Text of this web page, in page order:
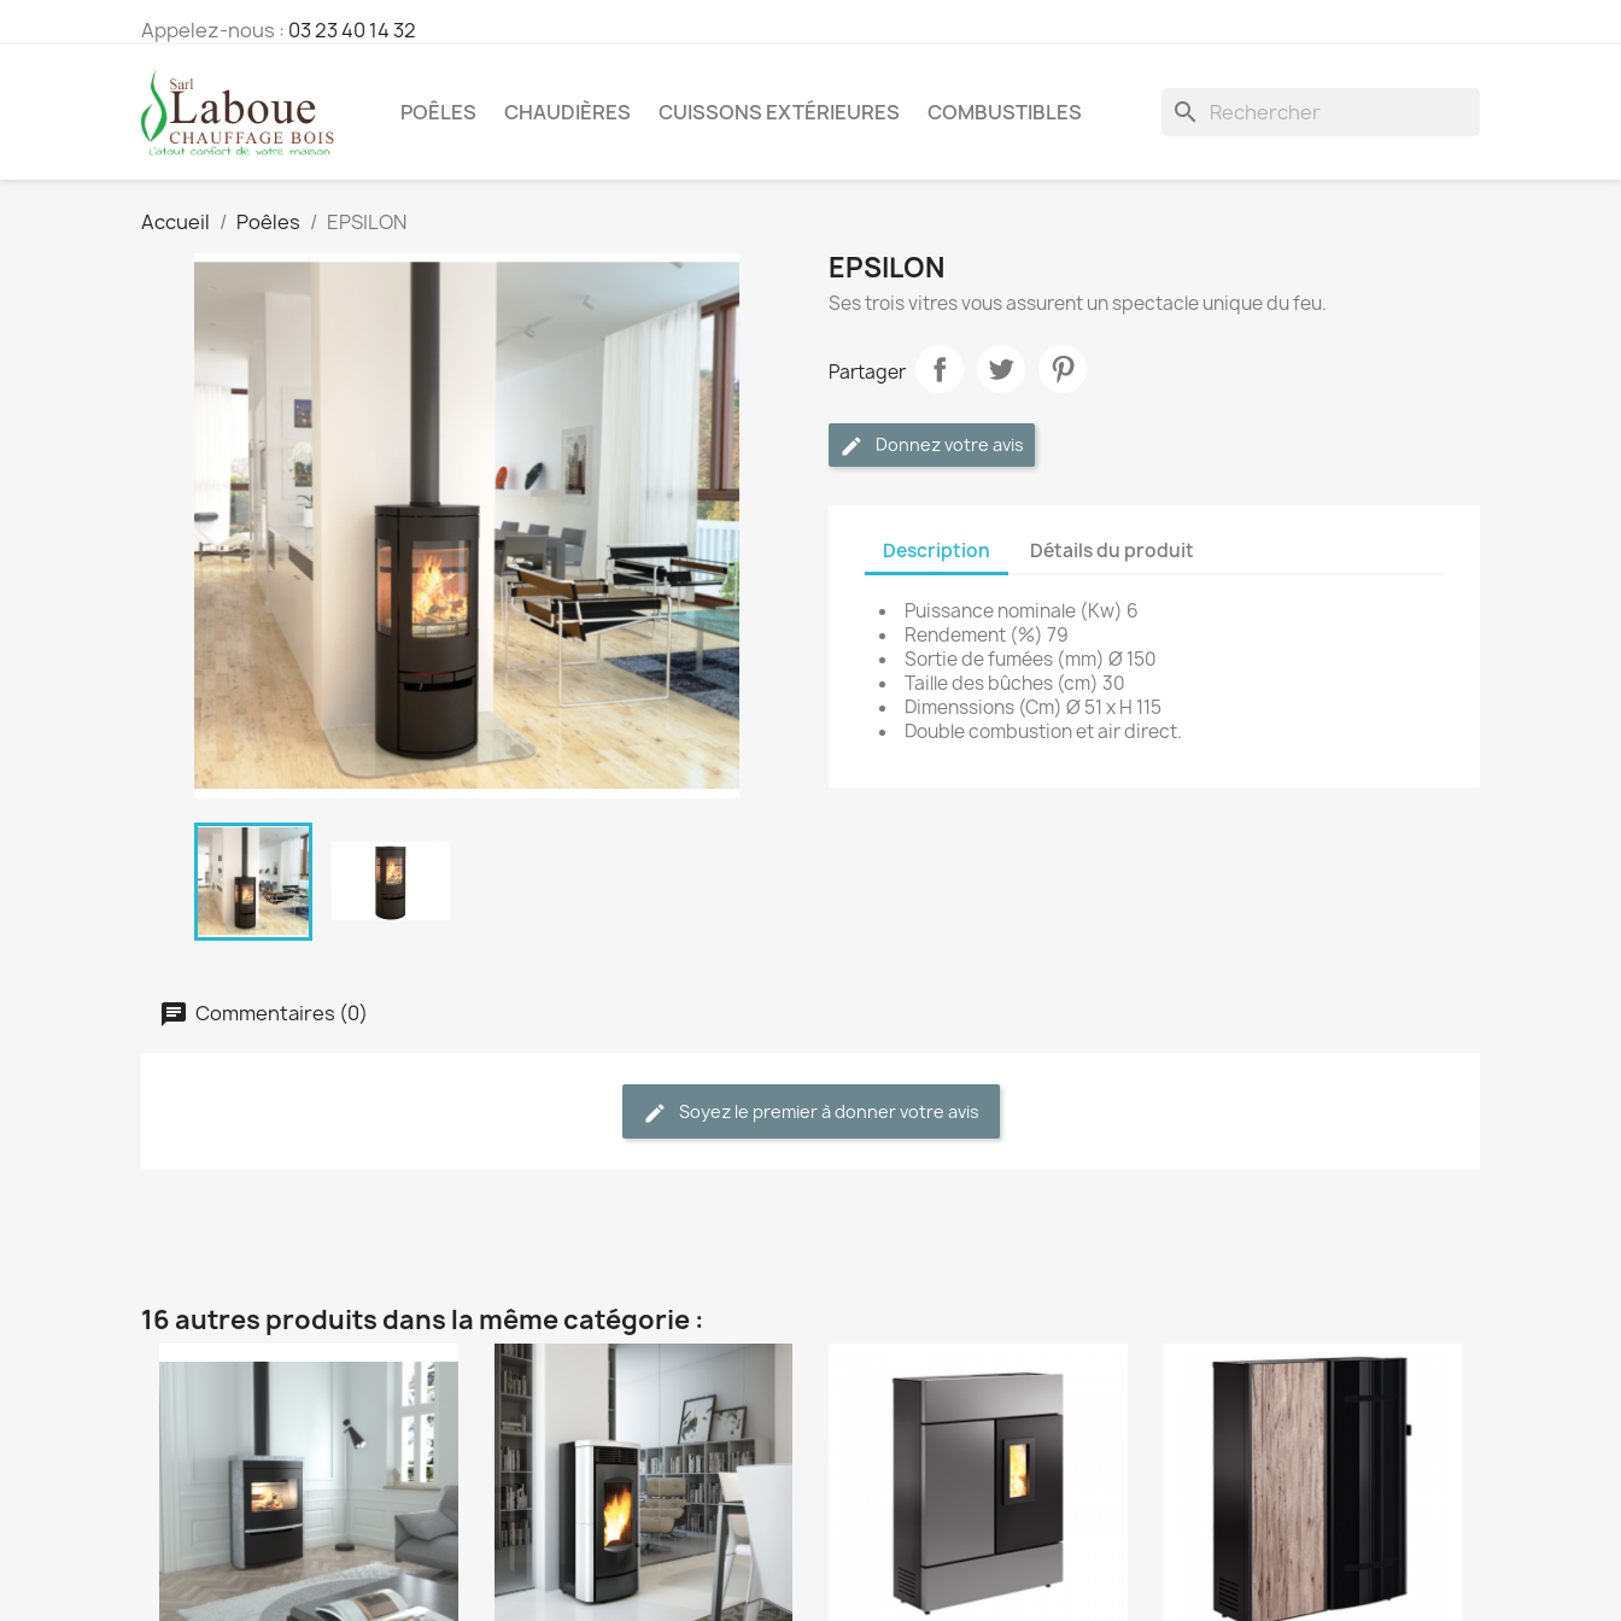
Appelez-nous : 03 23 40 14 32
POÊLES CHAUDIÈRES CUISSONS EXTÉRIEURES COMBUSTIBLES search
Accueil Poêles EPSILON
EPSILON
Ses trois vitres vous assurent un spectacle unique du feu.
Partager
Donnez votre avis
Description Détails du produit
Puissance nominale (Kw) 6
Rendement (%) 79
Sortie de fumées (mm) Ø 150
Taille des bûches (cm) 30
Dimenssions (Cm) Ø 51 x H 115
Double combustion et air direct.
Commentaires (0)
Soyez le premier à donner votre avis
16 autres produits dans la même catégorie :